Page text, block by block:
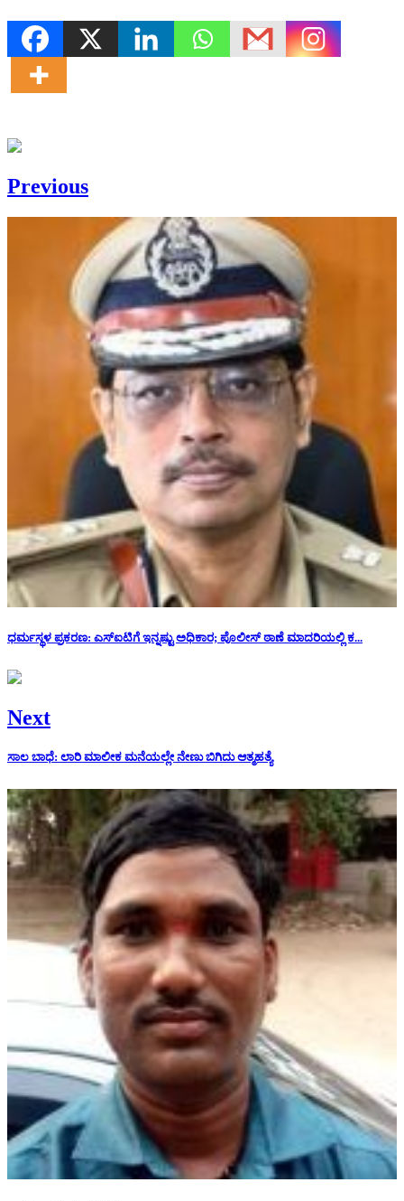
Previous
ಧರ್ಮಸ್ಥಳ ಪ್ರಕರಣ: ಎಸ್ಐಟಿಗೆ ಇನ್ನಷ್ಟು ಅಧಿಕಾರ; ಪೊಲೀಸ್ ಠಾಣೆ ಮಾದರಿಯಲ್ಲಿ ಕ...
Next
ಸಾಲ ಬಾಧೆ: ಲಾರಿ ಮಾಲೀಕ ಮನೆಯಲ್ಲೇ ನೇಣು ಬಿಗಿದು ಆತ್ಮಹತ್ಯೆ